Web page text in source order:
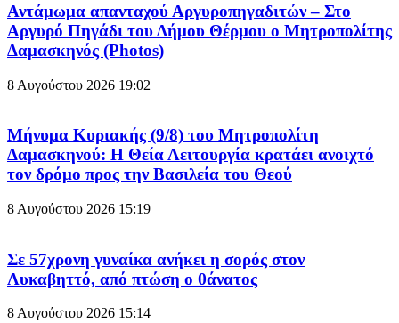
Αντάμωμα απανταχού Αργυροπηγαδιτών – Στο
Αργυρό Πηγάδι του Δήμου Θέρμου ο Μητροπολίτης
Δαμασκηνός (Photos)
8 Αυγούστου 2026 19:02
Μήνυμα Κυριακής (9/8) του Μητροπολίτη
Δαμασκηνού: Η Θεία Λειτουργία κρατάει ανοιχτό
τον δρόμο προς την Βασιλεία του Θεού
8 Αυγούστου 2026 15:19
Σε 57χρονη γυναίκα ανήκει η σορός στον
Λυκαβηττό, από πτώση ο θάνατος
8 Αυγούστου 2026 15:14